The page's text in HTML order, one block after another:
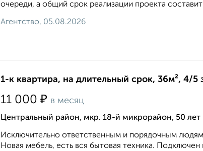
очереди, а общий срок реализации проекта
Агентство, 05.08.2026
1-к квартира, на длительный срок, 36м², 4/5
11 000 ₽ в месяц
Центральный район, мкр. 18-й микрорайон, 50 лет
Исключительно ответственным и порядочным
Новая мебель, есть вся бытовая техника.